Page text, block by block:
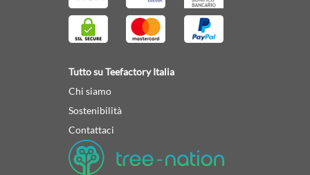
Tutto su Teefactory Italia
Chi siamo
Sostenibilità
Contattaci